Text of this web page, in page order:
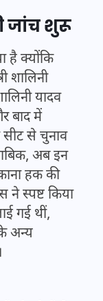
जांच शुरू
है क्योंकि
शालिनी
यादव
बाद में
सीट से चुनाव
अब इन
हक की
ने स्पष्ट किया
गई थीं,
अन्य